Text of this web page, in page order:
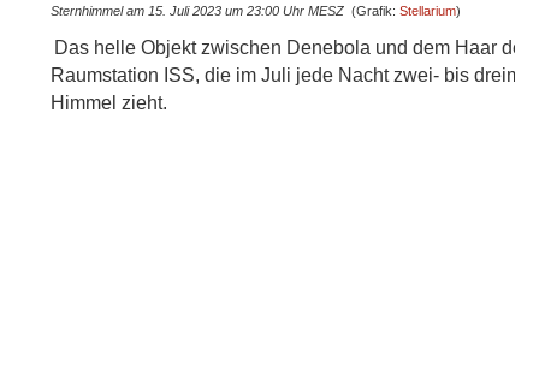
Sternhimmel am 15. Juli 2023 um 23:00 Uhr MESZ (Grafik: Stellarium)
Das helle Objekt zwischen Denebola und dem Haar
Raumstation ISS, die im Juli jede Nacht zwei- bis
Himmel zieht.